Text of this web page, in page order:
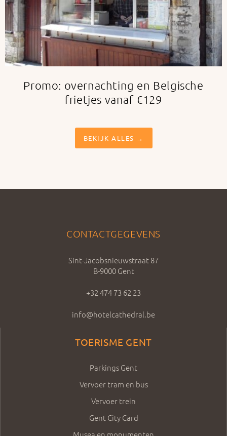
Promo: overnachting en Belgische
frietjes vanaf €129
BEKIJK ALLES →
CONTACTGEGEVENS
Sint-Jacobsnieuwstraat 87
B-9000 Gent
+32 474 73 62 23
info@hotelcathedral.be
TOERISME GENT
Parkings Gent
Vervoer tram en bus
Vervoer trein
Gent City Card